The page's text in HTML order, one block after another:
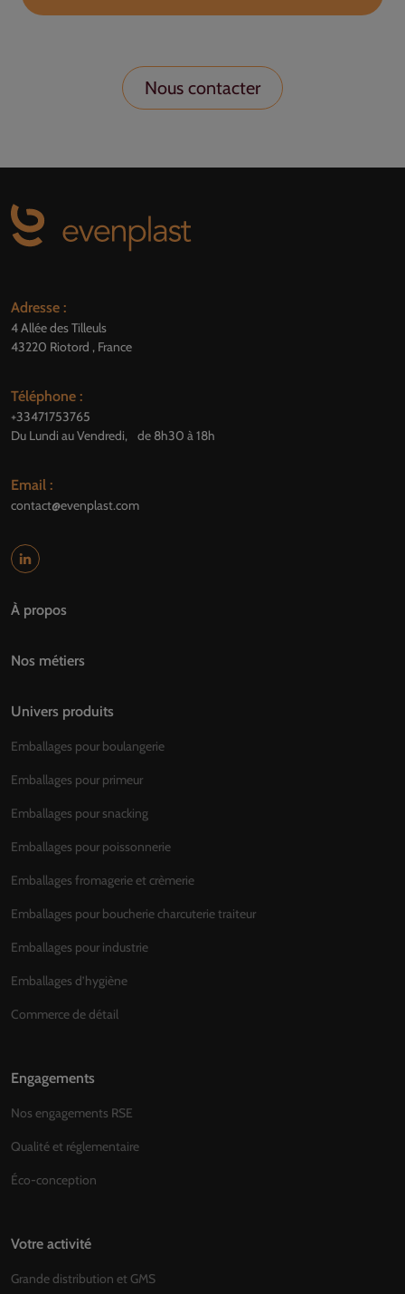
Nous contacter
Adresse :
4 Allée des Tilleuls
43220 Riotord , France
Téléphone :
+33471753765
Du Lundi au Vendredi, de 8h30 à 18h
Email :
contact@evenplast.com
À propos
Nos métiers
Univers produits
Emballages pour boulangerie
Emballages pour primeur
Emballages pour snacking
Emballages pour poissonnerie
Emballages fromagerie et crèmerie
Emballages pour boucherie charcuterie traiteur
Emballages pour industrie
Emballages d’hygiène
Commerce de détail
Engagements
Nos engagements RSE
Qualité et réglementaire
Éco-conception
Votre activité
Grande distribution et GMS